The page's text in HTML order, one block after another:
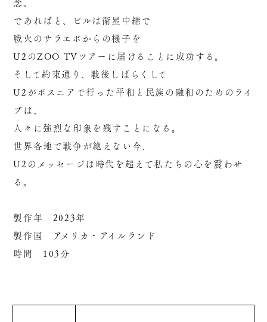
念。
であればと、ビルは衛星中継で
戦火のサラエボからの様子を
U2のZOO TVツアーに届けることに成功する。
そして約束通り、戦後しばらくして
U2がボスニアで行った平和と民族の融和のためのライ
ブは、
人々に強烈な印象を残すことになる。
世界各地で戦争が絶えない今、
U2のメッセージは時代を超えて私たちの心を震わせ
る。
製作年 2023年
製作国 アメリカ・アイルランド
時間 103分